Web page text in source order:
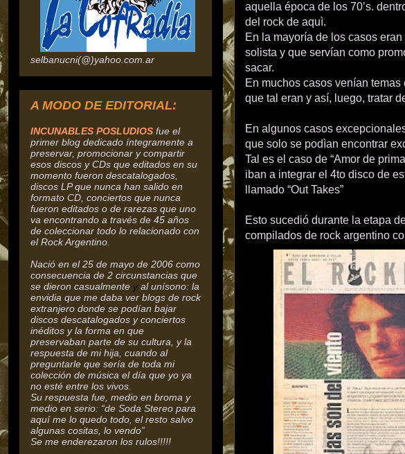
aquella época de los 70’s.
del rock de aquì.
En la mayoría de los casos
solista y que servían como
sacar.
En muchos casos venían
que tal eran y así, luego, tratar
En algunos casos
que solo se podìan encontrar
Tal es el caso de “Amor de
iban a integrar el 4to disco de
llamado “Out Takes”
Esto sucedió durante la etapa
compilados de rock argentino
selbanucni(@)yahoo.com.ar
A MODO DE EDITORIAL:
INCUNABLES POSLUDIOS fue el
primer blog dedicado íntegramente a
preservar, promocionar y compartir
esos discos y CDs que editados en su
momento fueron descatalogados,
discos LP que nunca han salido en
formato CD, conciertos que nunca
fueron editados o de rarezas que uno
va encontrando a través de 45 años
de coleccionar todo lo relacionado con
el Rock Argentino.
Nació en el 25 de mayo de 2006 como
consecuencia de 2 circunstancias que
se dieron casualmente yal unísono: la
envidia que me daba ver blogs de rock
extranjero donde se podían bajar
discos descatalogados y conciertos
inéditos y la forma en que
preservaban parte de su cultura, y la
respuesta de mi hija, cuando al
preguntarle que sería de toda mi
colección de música el día que yo ya
no esté entre los vivos.
Su respuesta fue, medio en broma y
medio en serio: “de Soda Stereo para
aquí me lo quedo todo, el resto salvo
algunas cositas, lo vendo”
Se me enderezaron los rulos!!!!!